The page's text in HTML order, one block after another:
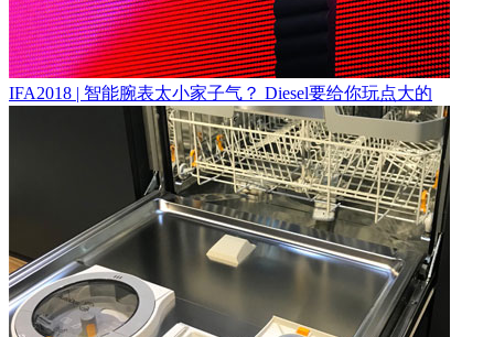
IFA2018 | 智能腕表太小家子气？ Diesel要给你玩点大的